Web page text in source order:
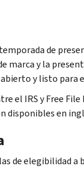
de
marca y la
y listo para
el IRS yFree File
disponibles en
de elegibilidad a